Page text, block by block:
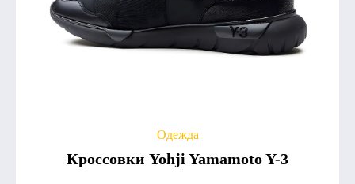
Одежда
Кроссовки Yohji Yamamoto Y-3